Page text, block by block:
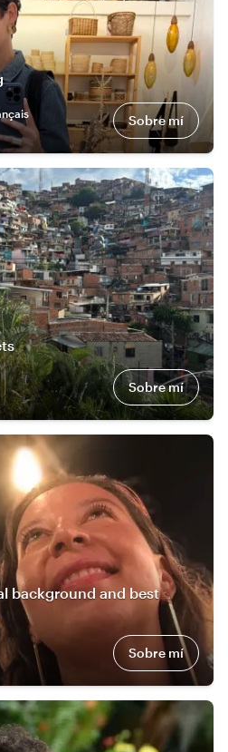
Sobre mí
Sobre mí
background and best
Sobre mí